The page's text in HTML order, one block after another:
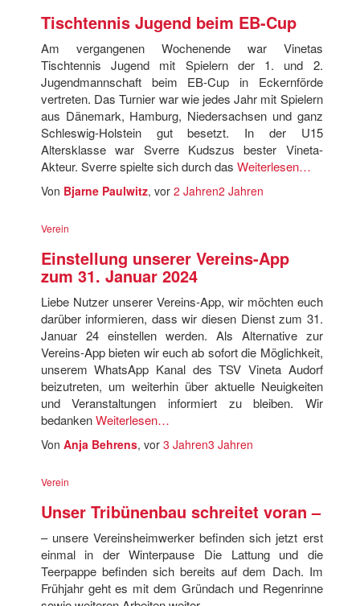
Tischtennis Jugend beim EB-Cup
Am vergangenen Wochenende war Vinetas
Tischtennis Jugend mit Spielern der 1. und 2.
Jugendmannschaft beim EB-Cup in Eckernförde
vertreten. Das Turnier war wie jedes Jahr mit Spielern
aus Dänemark, Hamburg, Niedersachsen und ganz
Schleswig-Holstein gut besetzt. In der U15
Altersklasse war Sverre Kudszus bester Vineta-
Akteur. Sverre spielte sich durch das Weiterlesen…
Von Bjarne Paulwitz, vor 2 Jahren2 Jahren
Verein
Einstellung unserer Vereins-App
zum 31. Januar 2024
Liebe Nutzer unserer Vereins-App, wir möchten euch
darüber informieren, dass wir diesen Dienst zum 31.
Januar 24 einstellen werden. Als Alternative zur
Vereins-App bieten wir euch ab sofort die Möglichkeit,
unserem WhatsApp Kanal des TSV Vineta Audorf
beizutreten, um weiterhin über aktuelle Neuigkeiten
und Veranstaltungen informiert zu bleiben. Wir
bedankenWeiterlesen…
Von Anja Behrens, vor 3 Jahren3 Jahren
Verein
Unser Tribünenbau schreitet voran –
– unsere Vereinsheimwerker befinden sich jetzt erst
einmal in der Winterpause Die Lattung und die
Teerpappe befinden sich bereits auf dem Dach. Im
Frühjahr geht es mit dem Gründach und Regenrinne